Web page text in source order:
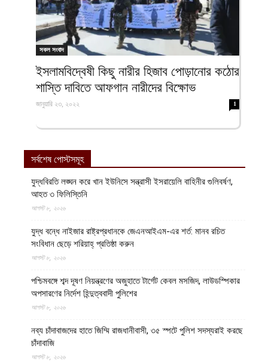
সকল সংবাদ
ইসলামবিদ্বেষী কিছু নারীর হিজাব পোড়ানোর কঠোর
শাস্তি দাবিতে আফগান নারীদের বিক্ষোভ
জানুয়ারি ২৩, ২০২২ 1
সর্বশেষ পোস্টসমূহ
যুদ্ধবিরতি লঙ্ঘন করে খান ইউনিসে সন্ত্রাসী ইসরায়েলি বাহিনীর গুলিবর্ষণ,
আহত ৩ ফিলিস্তিনি
আগস্ট ৮, ২০২৬
যুদ্ধ বন্ধে নাইজার রাষ্ট্রপ্রধানকে জেএনআইএম-এর শর্ত: মানব রচিত
সংবিধান ছেড়ে শরিয়াহ্ প্রতিষ্ঠা করুন
আগস্ট ৮, ২০২৬
পশ্চিমবঙ্গে শব্দ দূষণ নিয়ন্ত্রণের অজুহাতে টার্গেট কেবল মসজিদ, লাউডস্পিকার
অপসারণের নির্দেশ হিন্দুত্ববাদী পুলিশের
আগস্ট ৮, ২০২৬
নব্য চাঁদাবাজদের হাতে জিম্মি রাজধানীবাসী, ৩৫ স্পটে পুলিশ সদস্যরাই করছে
চাঁদাবাজি
আগস্ট ৮, ২০২৬